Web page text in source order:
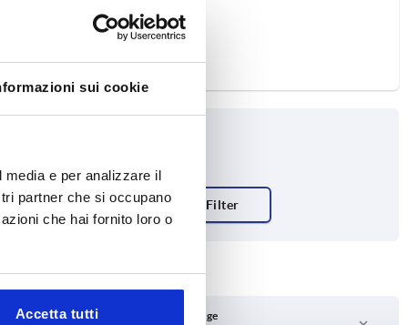
sui cookie
e per analizzare il
partner che si occupano
che hai fornito loro o
Accetta tutti
Lieferzeit auf Anfrage